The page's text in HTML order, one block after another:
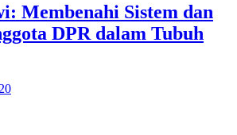
Membenahi Sistem dan
DPR dalam Tubuh